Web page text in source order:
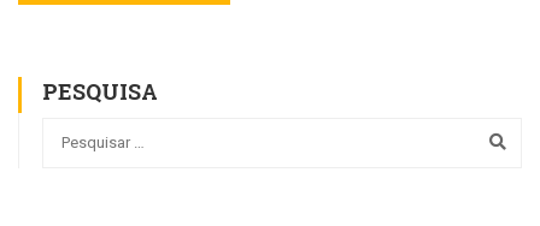
PESQUISA